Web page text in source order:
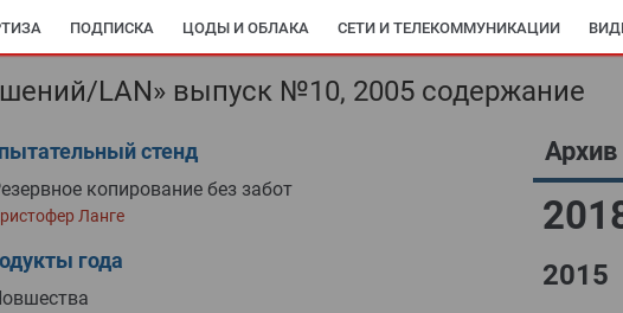
ПОДПИСКА ЦОДЫ И ОБЛАКА СЕТИ И ТЕЛЕКОММУНИКАЦИИ
LAN» выпуск №10, 2005 содержание
стенд
копирование без забот
Ланге
года
Архив
2015